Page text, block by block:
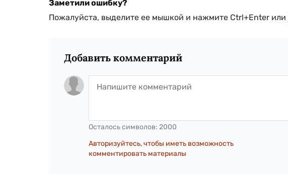
Заметили ошибку?
Пожалуйста, выделите ее мышкой и нажмите Ctrl+Enter или
Добавить комментарий
Осталось символов: 2000
Авторизуйтесь, чтобы иметь возможность
комментировать материалы